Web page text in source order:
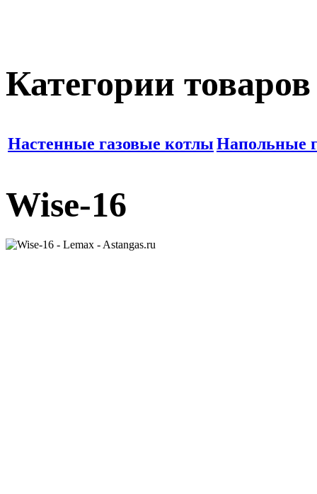
Категории товаров
Настенные газовые котлыНапольные
Wise-16